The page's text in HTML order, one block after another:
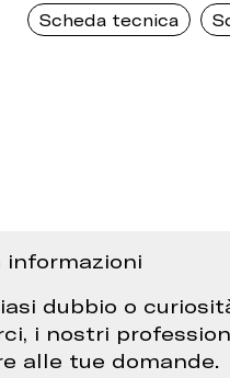
Scheda tecnica
informazioni
dubbio o
i nostri
alle tue domande.